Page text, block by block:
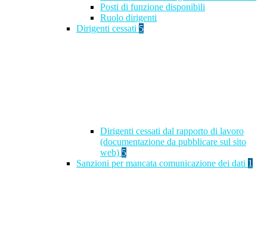
Posti di funzione disponibili
Ruolo dirigenti
Dirigenti cessati 5
Dirigenti cessati dal rapporto di lavoro
(documentazione da pubblicare sul sito
web) 5
Sanzioni per mancata comunicazione dei dati 1